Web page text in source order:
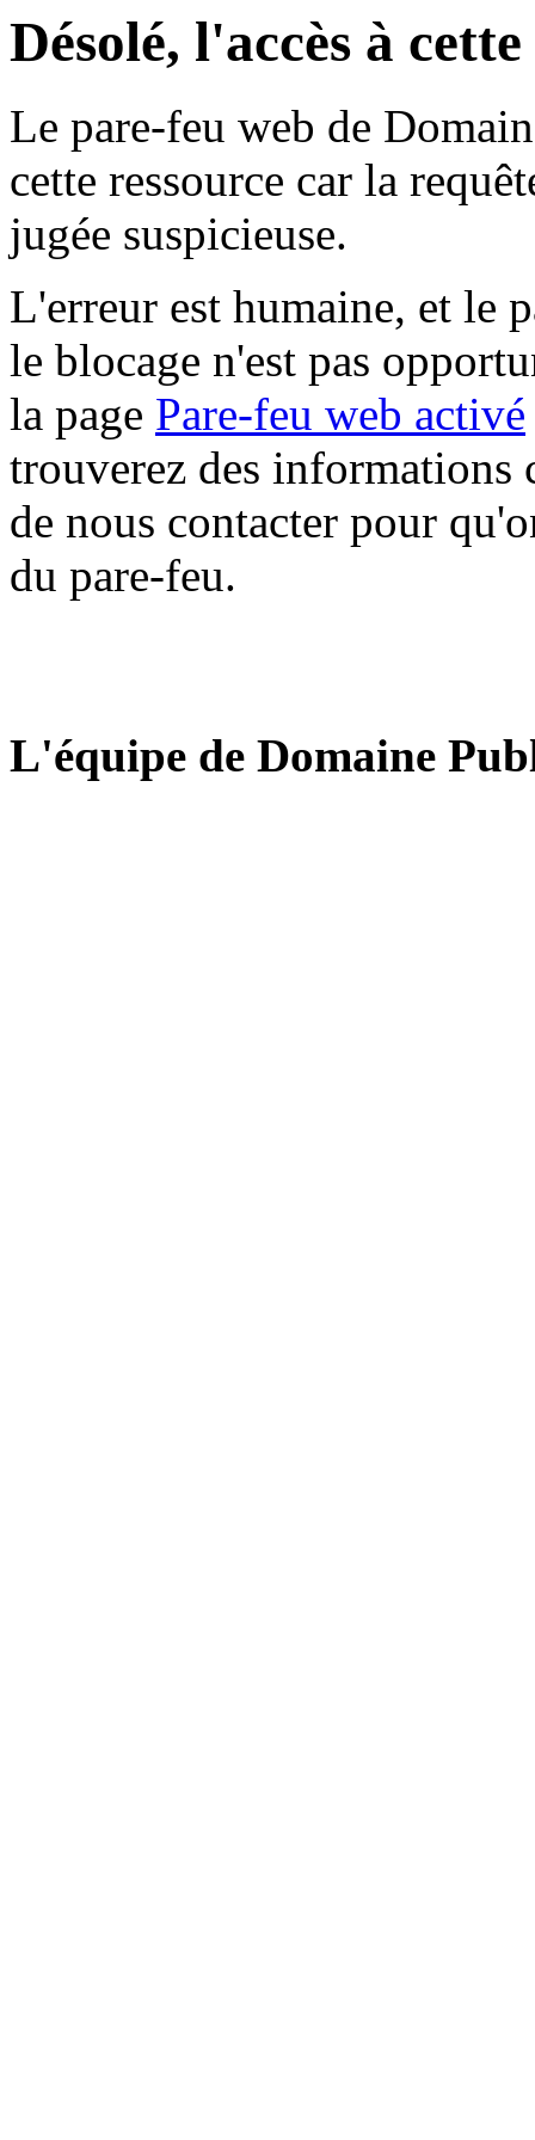
Désolé, l'accès à
Le pare-feu web de
cette ressource car la
jugée suspicieuse.
L'erreur est humaine, et le
le blocage n'est pas
la page Pare-feu web activé
trouverez des informations
de nous contacter pour
du pare-feu.
L'équipe de Domaine